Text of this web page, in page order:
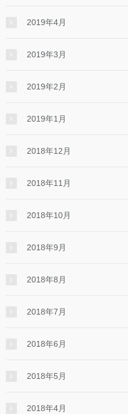
2019年4月
2019年3月
2019年2月
2019年1月
2018年12月
2018年11月
2018年10月
2018年9月
2018年8月
2018年7月
2018年6月
2018年5月
2018年4月